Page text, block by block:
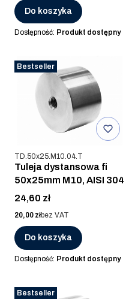
Do koszyka
Dostępność: Produkt dostępny
Bestseller
Kod produktu
TD.50x25.M10.04.T
Tuleja dystansowa fi
50x25mm M10, AISI 304
Cena
24,60 zł
Cena
20,00 złbez VAT
Do koszyka
Dostępność: Produkt dostępny
Bestseller